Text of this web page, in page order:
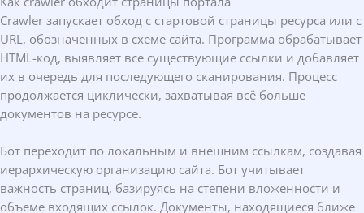
Crawler запускает обход с стартовой страницы ресурса или с
URL, обозначенных в схеме сайта. Программа обрабатывает
HTML-код, выявляет все существующие ссылки и добавляет
их в очередь для последующего сканирования. Процесс
продолжается циклически, захватывая всё больше
документов на ресурсе.
Бот переходит по локальным и внешним ссылкам, создавая
иерархическую организацию сайта. Бот учитывает
важность страниц, базируясь на степени вложенности и
объеме входящих ссылок. Документы, находящиеся ближе